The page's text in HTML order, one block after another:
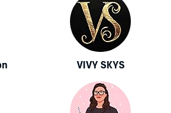
VIVY SKYS